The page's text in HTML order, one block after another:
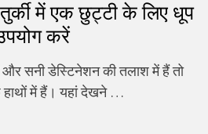
तुर्की में एक छुट्टी के लिए धूप
करें
सनी डेस्टिनेशन की तलाश में हैं तो
में हैं। यहां देखने …